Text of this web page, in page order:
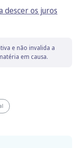
descer os juros
e não invalida a
em causa.